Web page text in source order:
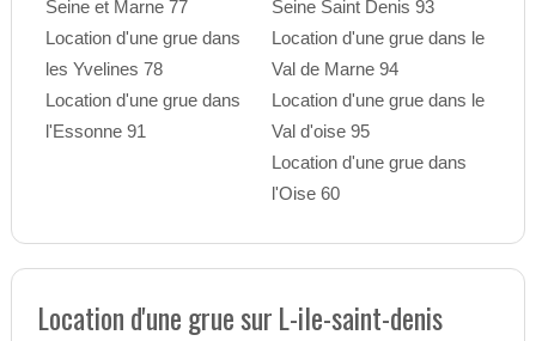
Seine et Marne 77
Location d'une grue dans
les Yvelines 78
Location d'une grue dans
l'Essonne 91
Seine Saint Denis 93
Location d'une grue dans le
Val de Marne 94
Location d'une grue dans le
Val d'oise 95
Location d'une grue dans
l'Oise 60
Location d'une grue sur L-ile-saint-denis